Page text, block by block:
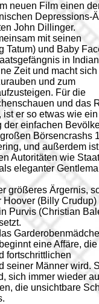
neuen Film einen
Depressions-
John Dillinger.
mit seinen
Tatum) und Baby
in
Zeit und macht sich
und zum
Für die
und das
er so etwas wie ein
der einfachen
Börsencrashs
und außerdem ist
Autoritäten wie
eleganter
größeres Ärgernis,
Hoover (Billy Crudup)
Purvis (Christian
eine Affäre, die
fortschrittlichen
seiner Männer wird.
sich immer wieder
die unsichtbare